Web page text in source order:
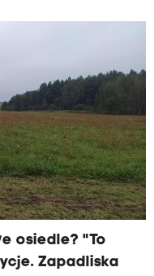
osiedle? "To
Zapadliska